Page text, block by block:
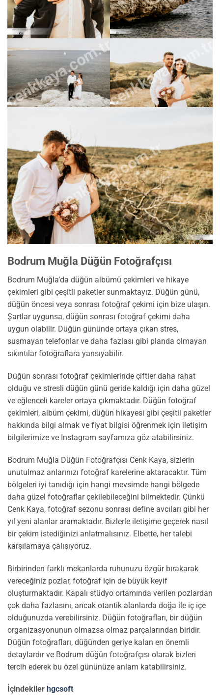
cenkkaya.com.trcenkkaya.com.tr
cenkkaya.com.tr
Bodrum Muğla Düğün Fotoğrafçısı
Bodrum Muğla’da düğün albümü çekimleri ve hikaye
çekimleri gibi çeşitli paketler sunmaktayız. Düğün günü,
düğün öncesi veya sonrası fotoğraf çekimi için bize ulaşın.
Şartlar uygunsa, düğün sonrası fotoğraf çekimi daha
uygun olabilir. Düğün gününde ortaya çıkan stres,
susmayan telefonlar ve daha fazlası gibi planda olmayan
sıkıntılar fotoğraflara yansıyabilir.
Düğün sonrası fotoğraf çekimlerinde çiftler daha rahat
olduğu ve stresli düğün günü geride kaldığı için daha güzel
ve eğlenceli kareler ortaya çıkmaktadır. Düğün fotoğraf
çekimleri, albüm çekimi, düğün hikayesi gibi çeşitli paketler
hakkında bilgi almak ve fiyat bilgisi öğrenmek için iletişim
bilgilerimize ve Instagram sayfamıza göz atabilirsiniz.
Bodrum Muğla Düğün Fotoğrafçısı Cenk Kaya, sizlerin
unutulmaz anlarınızı fotoğraf karelerine aktaracaktır. Tüm
bölgeleri iyi tanıdığı için hangi mevsimde hangi bölgede
daha güzel fotoğraflar çekilebileceğini bilmektedir. Çünkü
Cenk Kaya, fotoğraf sezonu sonrası define avcıları gibi her
yıl yeni alanlar aramaktadır. Bizlerle iletişime geçerek nasıl
bir çekim istediğinizi anlatmalısınız. Elbette, her talebi
karşılamaya çalışıyoruz.
Birbirinden farklı mekanlarda ruhunuzu özgür bırakarak
vereceğiniz pozlar, fotoğraf için de büyük keyif
oluşturmaktadır. Kapalı stüdyo ortamında verilen pozlardan
çok daha fazlasını, ancak otantik alanlarda doğa ile iç içe
olduğunuzda verebilirsiniz. Düğün fotoğrafları, bir düğün
organizasyonunun olmazsa olmaz parçalarından biridir.
Düğün fotoğrafları, düğünden geriye kalan en önemli
detaylardır ve Bodrum düğün fotoğrafçısı olarak bizleri
tercih ederek bu özel gününüze anlam katabilirsiniz.
İçindekiler hgcsoft